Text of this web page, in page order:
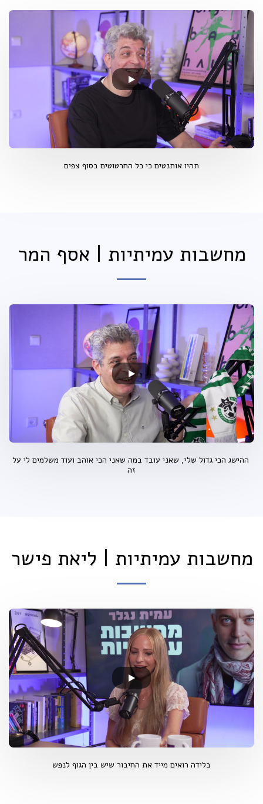
תהיו אותנטים כי כל החרטוטים בסוף צפים
מחשבות עמיתיות | אסף המר
ההישג הכי גדול שלי, שאני עובד במה שאני הכי אוהב ועוד משלמים לי על
זה
מחשבות עמיתיות | ליאת פישר
בלידה רואים מייד את החיבור שיש בין הגוף לנפש